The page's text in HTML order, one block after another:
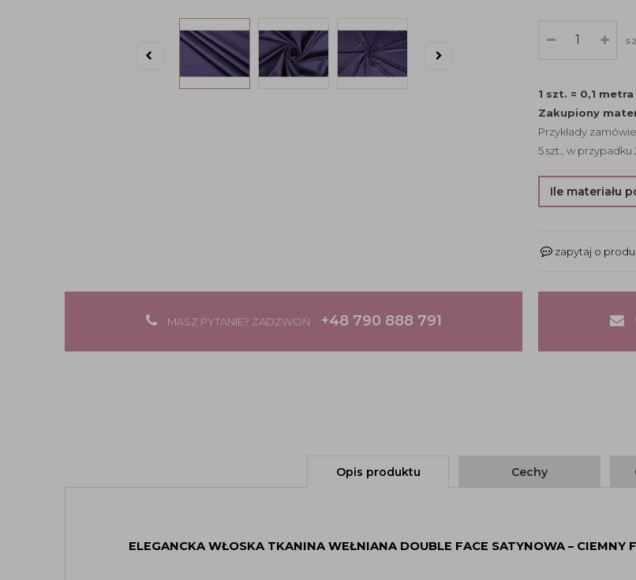
1 szt. = 0,1
Zakupiony
Przykłady
5 szt., w
Ile materiału
zapytaj o
MASZ PYTANIE? ZADZWOŃ +48 790 888 791
Opis produktu Cechy
ELEGANCKA WŁOSKA TKANINA WEŁNIANA DOUBLE FACE SATYNOWA – CIEMNY